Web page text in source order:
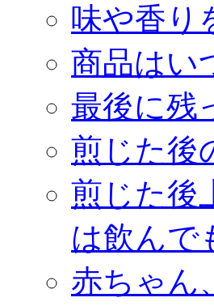
味や香り
商品はい
最後に残
煎じた後
煎じた後
は飲んで
赤ちゃん